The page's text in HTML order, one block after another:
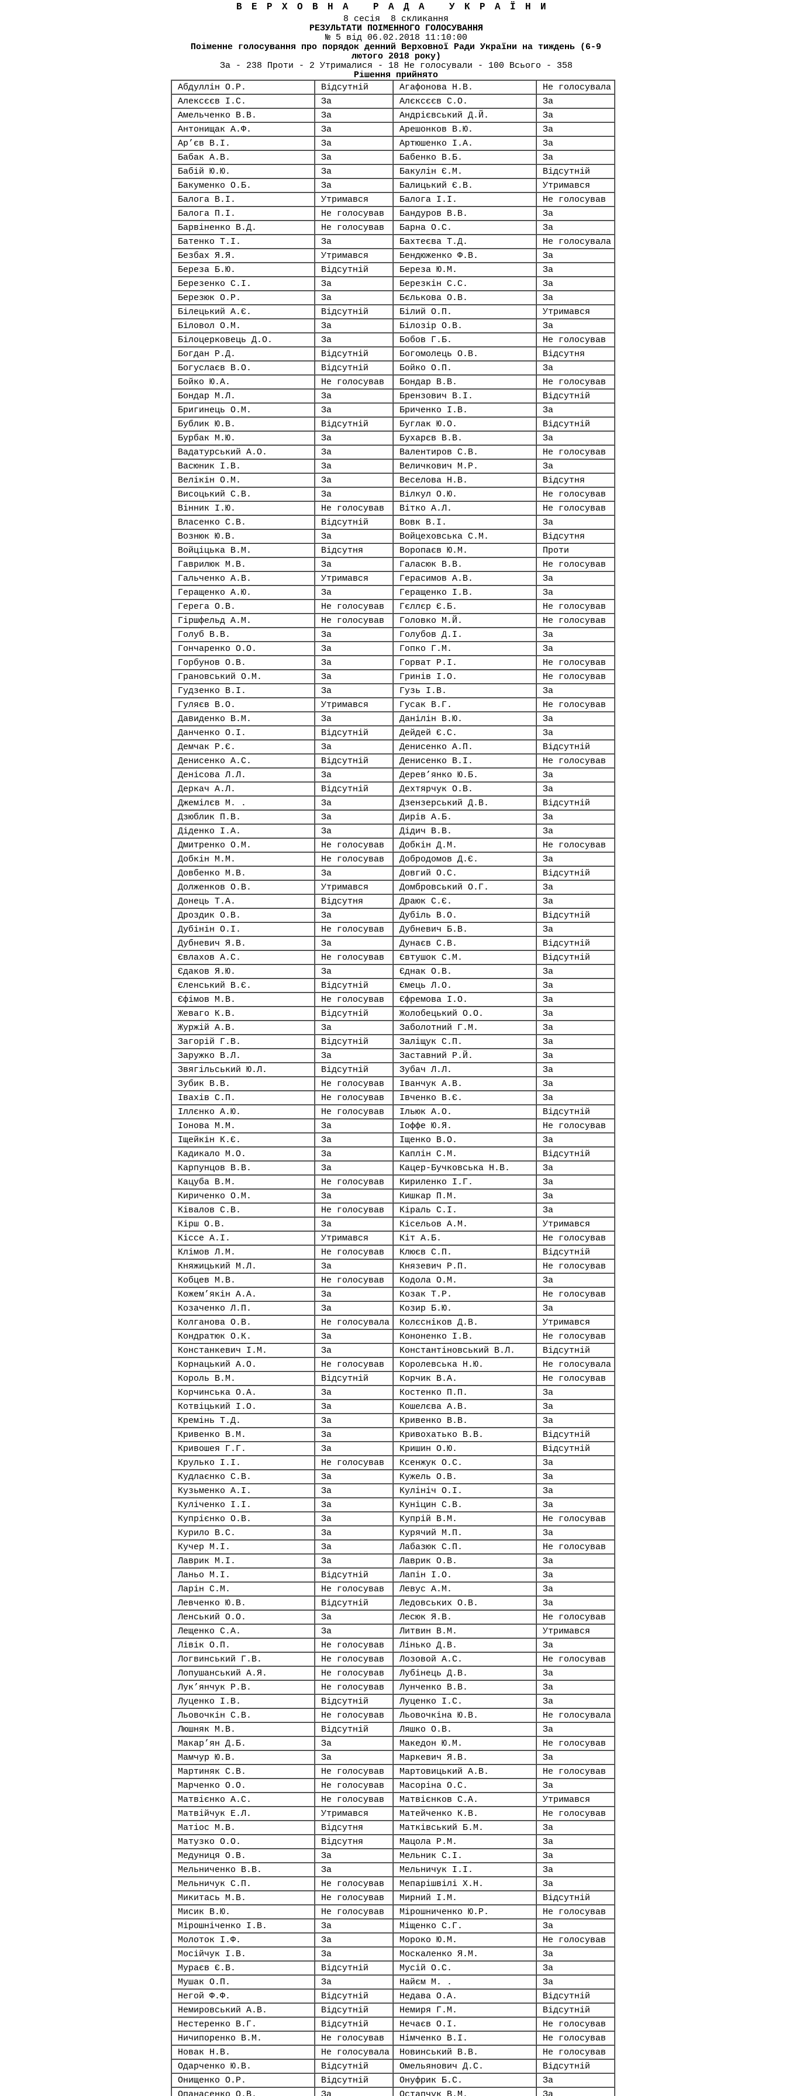
ВЕРХОВНА РАДА УКРАЇНИ
8 сесія 8 скликання
РЕЗУЛЬТАТИ ПОІМЕННОГО ГОЛОСУВАННЯ
№ 5 від 06.02.2018 11:10:00
Поіменне голосування про порядок денний Верховної Ради України на тиждень (6-9
лютого 2018 року)
За - 238 Проти - 2 Утрималися - 18 Не голосували - 100 Всього - 358
Рішення прийнято
Абдуллін О.Р.
Відсутній Агафонова Н.В.
Не голосувала
Алексєєв І.С.
За Алєксєєв С.О.
За
Амельченко В.В.
За Андрієвський Д.Й.
За
Антонищак А.Ф.
За Арешонков В.Ю.
За
Ар’єв В.І.
За Артюшенко І.А.
За
Бабак А.В.
За Бабенко В.Б.
За
Бабій Ю.Ю.
За Бакулін Є.М.
Відсутній
Бакуменко О.Б.
За Балицький Є.В.
Утримався
Балога В.І.
Утримався Балога І.І.
Не голосував
Балога П.І.
Не голосував Бандуров В.В.
За
Барвіненко В.Д.
Не голосував Барна О.С.
За
Батенко Т.І.
За Бахтеєва Т.Д.
Не голосувала
Безбах Я.Я.
Утримався Бендюженко Ф.В.
За
Береза Б.Ю.
Відсутній Береза Ю.М.
За
Березенко С.І.
За Березкін С.С.
За
Березюк О.Р.
За Бєлькова О.В.
За
Білецький А.Є.
Відсутній Білий О.П.
Утримався
Біловол О.М.
За Білозір О.В.
За
Білоцерковець Д.О.
За Бобов Г.Б.
Не голосував
Богдан Р.Д.
Відсутній Богомолець О.В.
Відсутня
Богуслаєв В.О.
Відсутній Бойко О.П.
За
Бойко Ю.А.
Не голосував Бондар В.В.
Не голосував
Бондар М.Л.
За Брензович В.І.
Відсутній
Бригинець О.М.
За Бриченко І.В.
За
Бублик Ю.В.
Відсутній Буглак Ю.О.
Відсутній
Бурбак М.Ю.
За Бухарєв В.В.
За
Вадатурський А.О.
За Валентиров С.В.
Не голосував
Васюник І.В.
За Величкович М.Р.
За
Велікін О.М.
За Веселова Н.В.
Відсутня
Висоцький С.В.
За Вілкул О.Ю.
Не голосував
Вінник І.Ю.
Не голосував Вітко А.Л.
Не голосував
Власенко С.В.
Відсутній Вовк В.І.
За
Вознюк Ю.В.
За Войцеховська С.М.
Відсутня
Войціцька В.М.
Відсутня Воропаєв Ю.М.
Проти
Гаврилюк М.В.
За Галасюк В.В.
Не голосував
Гальченко А.В.
Утримався Герасимов А.В.
За
Геращенко А.Ю.
За Геращенко І.В.
За
Герега О.В.
Не голосував Гєллєр Є.Б.
Не голосував
Гіршфельд А.М.
Не голосував Головко М.Й.
Не голосував
Голуб В.В.
За Голубов Д.І.
За
Гончаренко О.О.
За Гопко Г.М.
За
Горбунов О.В.
За Горват Р.І.
Не голосував
Грановський О.М.
За Гринів І.О.
Не голосував
Гудзенко В.І.
За Гузь І.В.
За
Гуляєв В.О.
Утримався Гусак В.Г.
Не голосував
Давиденко В.М.
За Данілін В.Ю.
За
Данченко О.І.
Відсутній Дейдей Є.С.
За
Демчак Р.Є.
За Денисенко А.П.
Відсутній
Денисенко А.С.
Відсутній Денисенко В.І.
Не голосував
Денісова Л.Л.
За Дерев’янко Ю.Б.
За
Деркач А.Л.
Відсутній Дехтярчук О.В.
За
Джемілєв М. .
За Дзензерський Д.В.
Відсутній
Дзюблик П.В.
За Дирів А.Б.
За
Діденко І.А.
За Дідич В.В.
За
Дмитренко О.М.
Не голосував Добкін Д.М.
Не голосував
Добкін М.М.
Не голосував Добродомов Д.Є.
За
Довбенко М.В.
За Довгий О.С.
Відсутній
Долженков О.В.
Утримався Домбровський О.Г.
За
Донець Т.А.
Відсутня Драюк С.Є.
За
Дроздик О.В.
За Дубіль В.О.
Відсутній
Дубінін О.І.
Не голосував Дубневич Б.В.
За
Дубневич Я.В.
За Дунаєв С.В.
Відсутній
Євлахов А.С.
Не голосував Євтушок С.М.
Відсутній
Єдаков Я.Ю.
За Єднак О.В.
За
Єленський В.Є.
Відсутній Ємець Л.О.
За
Єфімов М.В.
Не голосував Єфремова І.О.
За
Жеваго К.В.
Відсутній Жолобецький О.О.
За
Журжій А.В.
За Заболотний Г.М.
За
Загорій Г.В.
Відсутній Заліщук С.П.
За
Заружко В.Л.
За Заставний Р.Й.
За
Звягільський Ю.Л.
Відсутній Зубач Л.Л.
За
Зубик В.В.
Не голосував Іванчук А.В.
За
Івахів С.П.
Не голосував Івченко В.Є.
За
Іллєнко А.Ю.
Не голосував Ільюк А.О.
Відсутній
Іонова М.М.
За Іоффе Ю.Я.
Не голосував
Іщейкін К.Є.
За Іщенко В.О.
За
Кадикало М.О.
За Каплін С.М.
Відсутній
Карпунцов В.В.
За Кацер-Бучковська Н.В.
За
Кацуба В.М.
Не голосував Кириленко І.Г.
За
Кириченко О.М.
За Кишкар П.М.
За
Ківалов С.В.
Не голосував Кіраль С.І.
За
Кірш О.В.
За Кісельов А.М.
Утримався
Кіссе А.І.
Утримався Кіт А.Б.
Не голосував
Клімов Л.М.
Не голосував Клюєв С.П.
Відсутній
Княжицький М.Л.
За Князевич Р.П.
Не голосував
Кобцев М.В.
Не голосував Кодола О.М.
За
Кожем’якін А.А.
За Козак Т.Р.
Не голосував
Козаченко Л.П.
За Козир Б.Ю.
За
Колганова О.В.
Не голосувала Колєсніков Д.В.
Утримався
Кондратюк О.К.
За Кононенко І.В.
Не голосував
Констанкевич І.М.
За Константіновський В.Л.
Відсутній
Корнацький А.О.
Не голосував Королевська Н.Ю.
Не голосувала
Король В.М.
Відсутній Корчик В.А.
Не голосував
Корчинська О.А.
За Костенко П.П.
За
Котвіцький І.О.
За Кошелєва А.В.
За
Кремінь Т.Д.
За Кривенко В.В.
За
Кривенко В.М.
За Кривохатько В.В.
Відсутній
Кривошея Г.Г.
За Кришин О.Ю.
Відсутній
Крулько І.І.
Не голосував Ксенжук О.С.
За
Кудлаєнко С.В.
За Кужель О.В.
За
Кузьменко А.І.
За Кулініч О.І.
За
Куліченко І.І.
За Куніцин С.В.
За
Купрієнко О.В.
За Купрій В.М.
Не голосував
Курило В.С.
За Курячий М.П.
За
Кучер М.І.
За Лабазюк С.П.
Не голосував
Лаврик М.І.
За Лаврик О.В.
За
Ланьо М.І.
Відсутній Лапін І.О.
За
Ларін С.М.
Не голосував Левус А.М.
За
Левченко Ю.В.
Відсутній Ледовських О.В.
За
Ленський О.О.
За Лесюк Я.В.
Не голосував
Лещенко С.А.
За Литвин В.М.
Утримався
Лівік О.П.
Не голосував Лінько Д.В.
За
Логвинський Г.В.
Не голосував Лозовой А.С.
Не голосував
Лопушанський А.Я.
Не голосував Лубінець Д.В.
За
Лук’янчук Р.В.
Не голосував Лунченко В.В.
За
Луценко І.В.
Відсутній Луценко І.С.
За
Льовочкін С.В.
Не голосував Льовочкіна Ю.В.
Не голосувала
Люшняк М.В.
Відсутній Ляшко О.В.
За
Макар’ян Д.Б.
За Македон Ю.М.
Не голосував
Мамчур Ю.В.
За Маркевич Я.В.
За
Мартиняк С.В.
Не голосував Мартовицький А.В.
Не голосував
Марченко О.О.
Не голосував Масоріна О.С.
За
Матвієнко А.С.
Не голосував Матвієнков С.А.
Утримався
Матвійчук Е.Л.
Утримався Матейченко К.В.
Не голосував
Матіос М.В.
Відсутня Матківський Б.М.
За
Матузко О.О.
Відсутня Мацола Р.М.
За
Медуниця О.В.
За Мельник С.І.
За
Мельниченко В.В.
За Мельничук І.І.
За
Мельничук С.П.
Не голосував Мепарішвілі Х.Н.
За
Микитась М.В.
Не голосував Мирний І.М.
Відсутній
Мисик В.Ю.
Не голосував Мірошниченко Ю.Р.
Не голосував
Мірошніченко І.В.
За Міщенко С.Г.
За
Молоток І.Ф.
За Мороко Ю.М.
Не голосував
Мосійчук І.В.
За Москаленко Я.М.
За
Мураєв Є.В.
Відсутній Мусій О.С.
За
Мушак О.П.
За Найєм М. .
За
Негой Ф.Ф.
Відсутній Недава О.А.
Відсутній
Немировський А.В.
Відсутній Немиря Г.М.
Відсутній
Нестеренко В.Г.
Відсутній Нечаєв О.І.
Не голосував
Ничипоренко В.М.
Не голосував Німченко В.І.
Не голосував
Новак Н.В.
Не голосувала Новинський В.В.
Не голосував
Одарченко Ю.В.
Відсутній Омельянович Д.С.
Відсутній
Онищенко О.Р.
Відсутній Онуфрик Б.С.
За